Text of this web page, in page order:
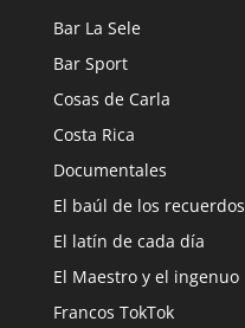
Bar La Sele
Bar Sport
Cosas de Carla
Costa Rica
Documentales
El baúl de los recuerdos
El latín de cada día
El Maestro y el ingenuo
Francos TokTok